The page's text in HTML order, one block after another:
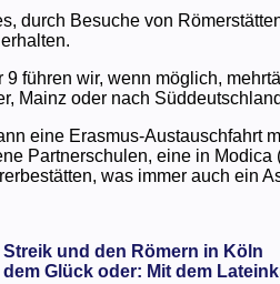
durch Besuche von
9 führen wir, wenn möglich,
Mainz oder nach
eine Erasmus-Austauschfahrt
Partnerschulen, eine in
was immer auch ein
Streik und den Römern in Köln
dem Glück oder: Mit dem